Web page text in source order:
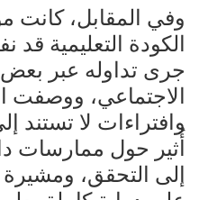
وفي المقابل، كانت
الكودة التعليمية
جرى تداوله عبر
الاجتماعي، ووصفت
وافتراءات لا تستند
أُثير حول ممارسات
إلى التحقق، ومشيرة